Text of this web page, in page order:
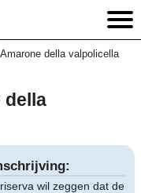
Amarone della valpolicella
della
wil zeggen dat de